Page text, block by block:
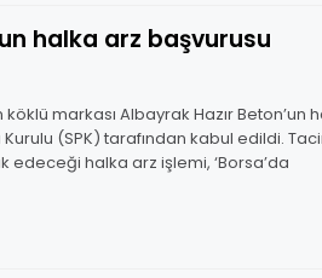
markası Albayrak Hazır Beton’un
(SPK) tarafından kabul edildi.
edeceği halka arz işlemi, ‘Borsa’da